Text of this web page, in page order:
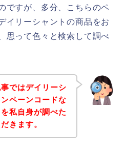
ですが、多分、こちらのペ
イリーシャントの商品をお
思って色々と検索して調べ
ではデイリーシ
ペーンコードな
私自身が調べた
きます。